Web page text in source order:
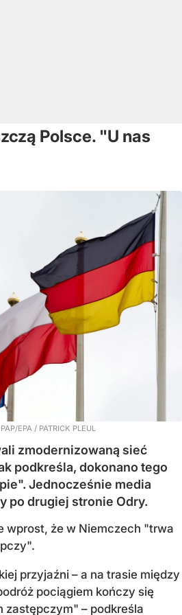
Polsce. "U nas
PAP/EPA / PATRICK PLEUL
zmodernizowaną sieć
podkreśla, dokonano tego
Jednocześnie media
po drugiej stronie Odry.
wprost, że w Niemczech "trwa
przyjaźni – a na trasie między
pociągiem kończy się
zastępczym" – podkreśla